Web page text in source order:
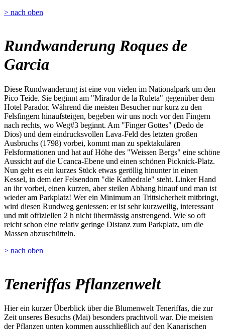
> nach oben
Rundwanderung Roques de
Garcia
Diese Rundwanderung ist eine von vielen im Nationalpark um den
Pico Teide. Sie beginnt am "Mirador de la Ruleta" gegenüber dem
Hotel Parador. Während die meisten Besucher nur kurz zu den
Felsfingern hinaufsteigen, begeben wir uns noch vor den Fingern
nach rechts, wo Weg#3 beginnt. Am "Finger Gottes" (Dedo de
Dios) und dem eindrucksvollen Lava-Feld des letzten großen
Ausbruchs (1798) vorbei, kommt man zu spektakulären
Felsformationen und hat auf Höhe des "Weissen Bergs" eine schöne
Aussicht auf die Ucanca-Ebene und einen schönen Picknick-Platz.
Nun geht es ein kurzes Stück etwas geröllig hinunter in einen
Kessel, in dem der Felsendom "die Kathedrale" steht. Linker Hand
an ihr vorbei, einen kurzen, aber steilen Abhang hinauf und man ist
wieder am Parkplatz! Wer ein Minimum an Trittsicherheit mitbringt,
wird diesen Rundweg geniessen: er ist sehr kurzweilig, interessant
und mit offiziellen 2 h nicht übermässig anstrengend. Wie so oft
reicht schon eine relativ geringe Distanz zum Parkplatz, um die
Massen abzuschütteln.
> nach oben
Teneriffas Pflanzenwelt
Hier ein kurzer Überblick über die Blumenwelt Teneriffas, die zur
Zeit unseres Besuchs (Mai) besonders prachtvoll war. Die meisten
der Pflanzen unten kommen ausschließlich auf den Kanarischen